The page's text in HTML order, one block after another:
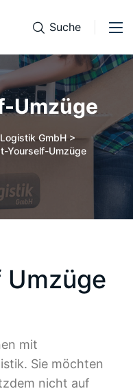
Suche
Umzüge
GmbH >
Yourself-Umzüge
mit
Sie möchten
nicht auf